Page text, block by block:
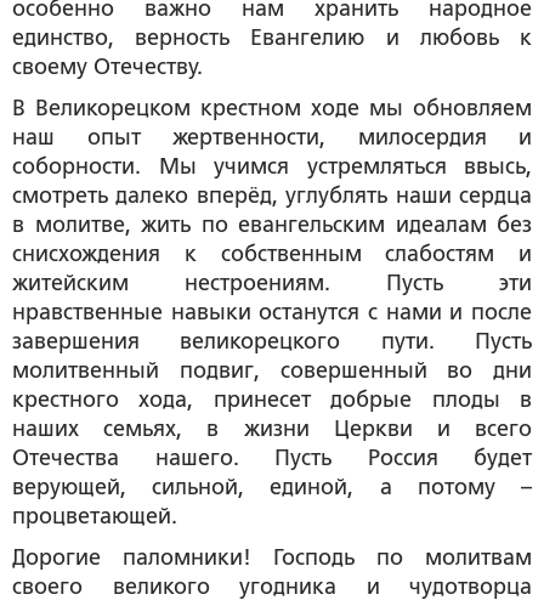
особенно важно нам хранить народное
единство, верность Евангелию и любовь к
своему Отечеству.
В Великорецком крестном ходе мы обновляем
наш опыт жертвенности, милосердия и
соборности. Мы учимся устремляться ввысь,
смотреть далеко вперёд, углублять наши сердца
в молитве, жить по евангельским идеалам без
снисхождения к собственным слабостям и
житейским нестроениям. Пусть эти
нравственные навыки останутся с нами и после
завершения великорецкого пути. Пусть
молитвенный подвиг, совершенный во дни
крестного хода, принесет добрые плоды в
наших семьях, в жизни Церкви и всего
Отечества нашего. Пусть Россия будет
верующей, сильной, единой, а потому –
процветающей.
Дорогие паломники! Господь по молитвам
своего великого угодника и чудотворца